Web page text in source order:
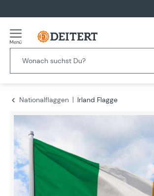
Nationalflaggen
Irland Flagge
Bildergalerie überspringen